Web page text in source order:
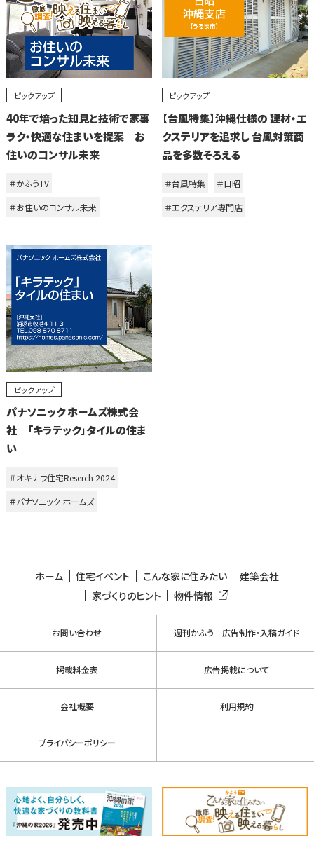
ピックアップ
40年で培った知見と技術で家事
ラク・快適な住まいを提案 お
住いのコンサル未来
＃かふうTV
＃お住いのコンサル未来
ピックアップ
【台風特集】沖縄仕様の 建材・エ
クステリアを追求し 台風対策商
品を多数そろえる
＃台風特集
＃日昭
＃エクステリア専門店
ピックアップ
パナソニック ホームズ株式会
社 「キラテック」タイルの住ま
い
＃オキナワ住宅Reserch 2024
＃パナソニック ホームズ
ホーム 住宅イベント こんな家に住みたい
建築会社
家づくりのヒント
物件情報
お問い合わせ 週刊かふう 広告制作・入稿ガイド
掲載料金表 広告掲載について
会社概要 利用規約
プライバシーポリシー